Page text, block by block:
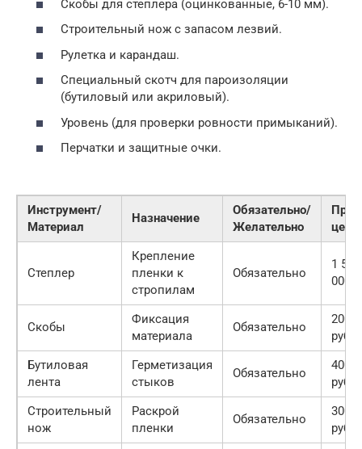
Скобы для степлера (оцинкованные, 6-10 мм).
Строительный нож с запасом лезвий.
Рулетка и карандаш.
Специальный скотч для пароизоляции
(бутиловый или акриловый).
Уровень (для проверки ровности примыканий).
Перчатки и защитные очки.
Инструмент/
Материал
Назначение
Обязательно/
Желательно
цена
Степлер
Крепление
пленки к
стропилам
Обязательно
1
000
Скобы
Фиксация
материала
Обязательно
200
руб.
Бутиловая
лента
Герметизация
стыков
Обязательно
400
руб./
Строительный
нож
Раскрой
пленки
Обязательно
300
руб.